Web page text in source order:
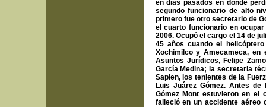
en días pasados en dónde
segundo funcionario de alto
primero fue otro secretario de
el cuarto funcionario en
2006. Ocupó el cargo el 14 de
45 años cuando el
Xochimilco y Amecameca,
Asuntos Jurídicos, Felipe
García Medina; la secretaria
Sapien, los tenientes de la
Luis Juárez Gómez. Antes de
Gómez Mont estuvieron en el
falleció en un accidente